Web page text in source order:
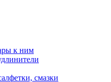
к ним
смазки